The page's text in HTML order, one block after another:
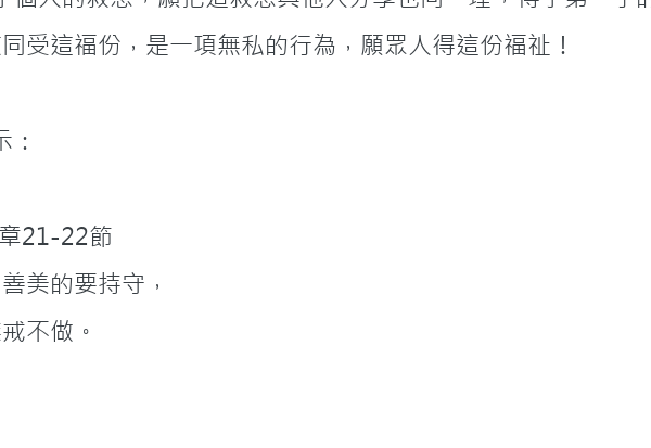
受這福份，是一項無私的行為，願眾人得這份福祉！
：
書五章21-22節
驗，善美的要持守，
禁戒不做。